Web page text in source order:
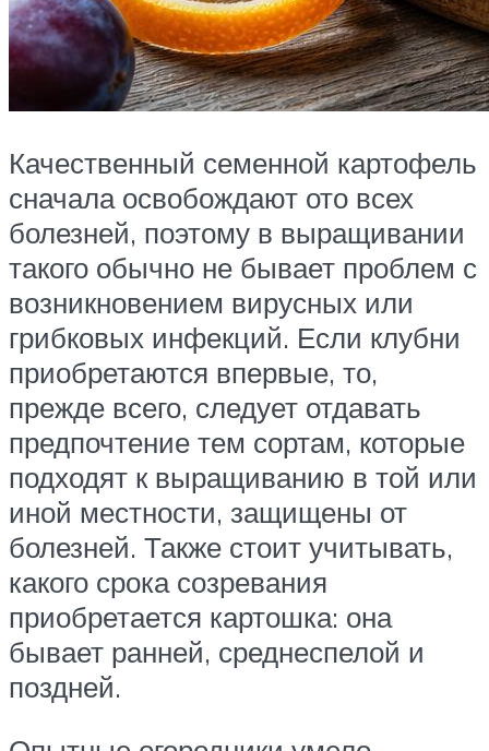
Качественный семенной картофель
сначала освобождают ото всех
болезней, поэтому в выращивании
такого обычно не бывает проблем с
возникновением вирусных или
грибковых инфекций. Если клубни
приобретаются впервые, то,
прежде всего, следует отдавать
предпочтение тем сортам, которые
подходят к выращиванию в той или
иной местности, защищены от
болезней. Также стоит учитывать,
какого срока созревания
приобретается картошка: она
бывает ранней, среднеспелой и
поздней.